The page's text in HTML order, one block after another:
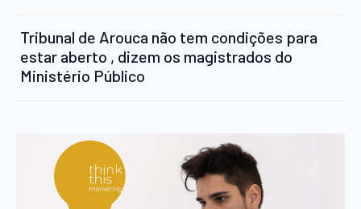
Tribunal de Arouca não tem condições para
estar aberto , dizem os magistrados do
Ministério Público